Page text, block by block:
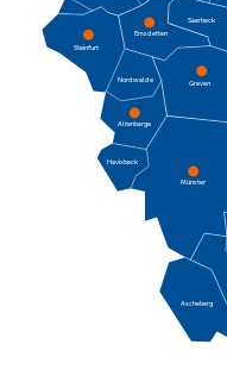
Greven
Emsdetten
Saerbeck
Steinfurt
Nordwalde
Altenberge
Havixbeck
Ascheberg
Münster